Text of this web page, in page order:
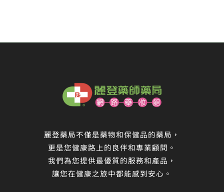
麗登藥局不僅是藥物和保健品的藥局，
更是您健康路上的良伴和專業顧問。
我們為您提供最優質的服務和產品，
讓您在健康之旅中都能感到安心。